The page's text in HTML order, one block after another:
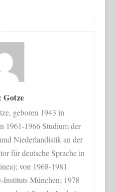
geboren 1943 in
1961-1966 Studium der
Niederlandistik an der
für deutsche Sprache in
von 1968-1981
Instituts München; 1978